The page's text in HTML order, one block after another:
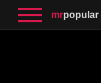
mrpopular